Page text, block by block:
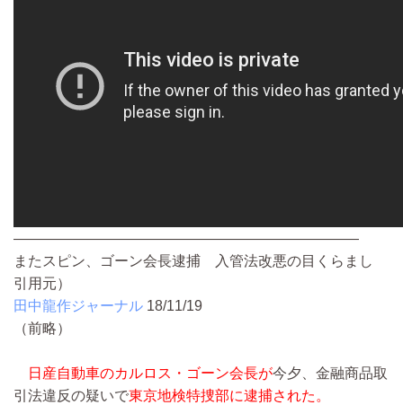
————————————————————————
またスピン、ゴーン会長逮捕 入管法改悪の目くらまし
引用元）
田中龍作ジャーナル 18/11/19
（前略）
日産自動車のカルロス・ゴーン会長が今夕、金融商品取
引法違反の疑いで東京地検特捜部に逮捕された。